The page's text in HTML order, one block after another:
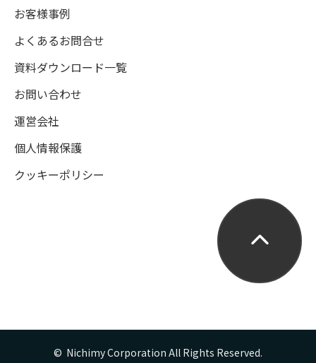
お客様事例
よくあるお問合せ
資料ダウンロード一覧
お問い合わせ
運営会社
個人情報保護
クッキーポリシー
©  Nichimy Corporation All Rights Reserved.